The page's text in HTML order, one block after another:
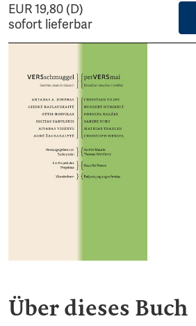
EUR 19,80 (D)
sofort lieferbar
Über dieses Buch